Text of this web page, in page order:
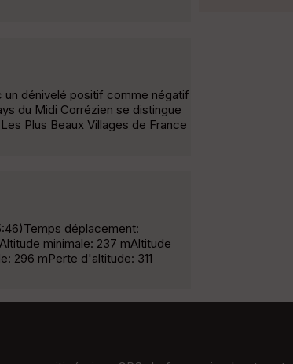
un dénivelé positif comme négatif
du Midi Corrézien se distingue
Plus Beaux Villages de France
déplacement:
minimale: 237 mAltitude
296 mPerte d'altitude: 311